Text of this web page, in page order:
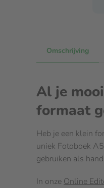
Omschrijving
Al je
formaat
Heb je een klein
uniek Fotoboek
gebruiken als
In onze Online